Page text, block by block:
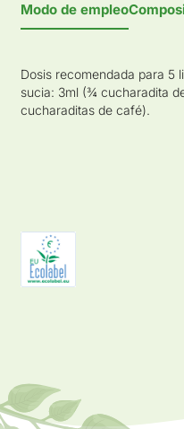
Modo de empleo
Dosis recomendada para 5
sucia: 3ml (¾ cucharadita
cucharaditas de café).